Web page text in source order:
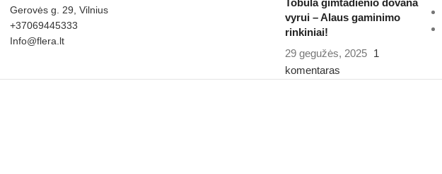
Gerovės g. 29, Vilnius
+37069445333
Info@flera.lt
vyrui – Alaus gaminimo
rinkiniai!
29 gegužės, 2025 1
komentaras